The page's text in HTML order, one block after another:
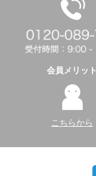
会員メリット
こちらから